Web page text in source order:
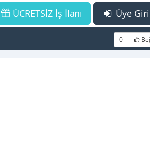
Üye
ÜCRETSİZ İş İlanı
0